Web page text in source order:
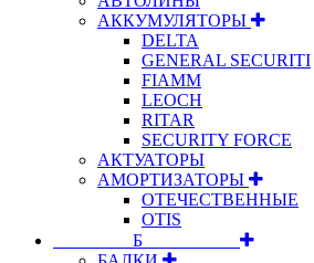
АККУМУЛЯТОРЫ
DELTA
GENERAL SECURITI
FIAMM
LEOCH
RITAR
SECURITY FORCE
АКТУАТОРЫ
АМОРТИЗАТОРЫ
ОТЕЧЕСТВЕННЫЕ
OTIS
⠀⠀⠀⠀⠀⠀Б⠀⠀⠀⠀⠀⠀⠀